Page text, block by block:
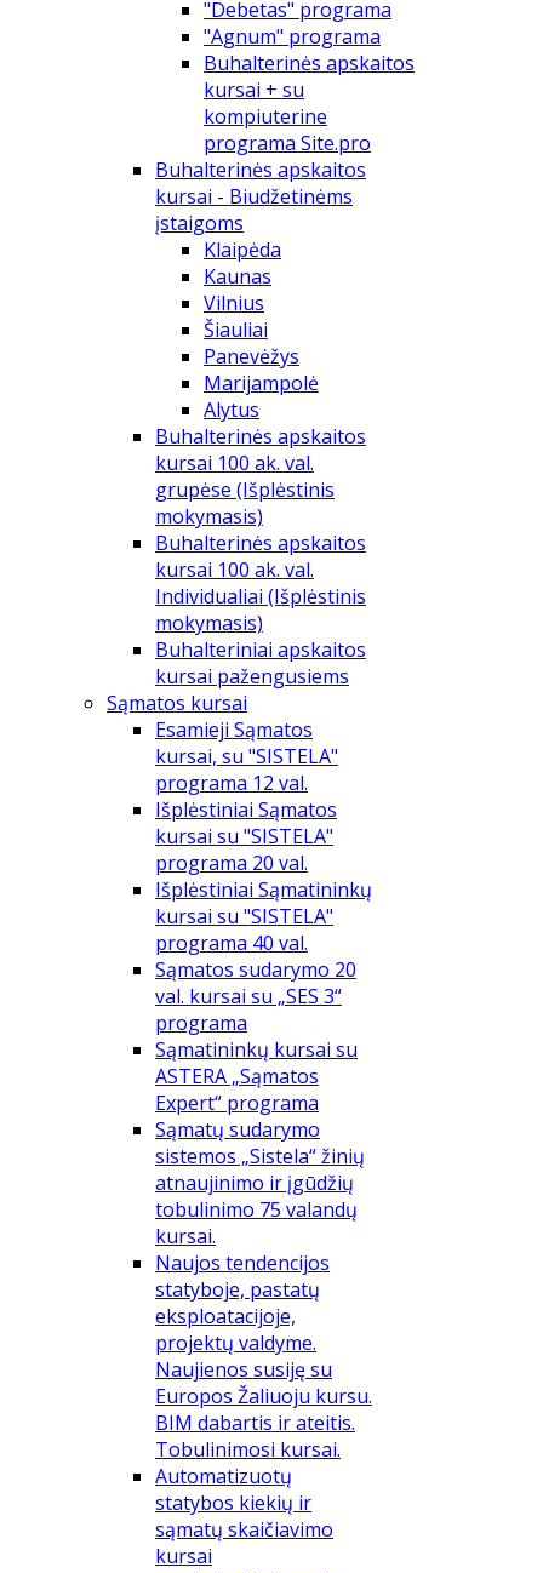
"Debetas" programa
"Agnum" programa
Buhalterinės apskaitos
kursai + su
kompiuterine
programa Site.pro
Buhalterinės apskaitos
kursai - Biudžetinėms
įstaigoms
Klaipėda
Kaunas
Vilnius
Šiauliai
Panevėžys
Marijampolė
Alytus
Buhalterinės apskaitos
kursai 100 ak. val.
grupėse (Išplėstinis
mokymasis)
Buhalterinės apskaitos
kursai 100 ak. val.
Individualiai (Išplėstinis
mokymasis)
Buhalteriniai apskaitos
kursai pažengusiems
Sąmatos kursai
Esamieji Sąmatos
kursai, su "SISTELA"
programa 12 val.
Išplėstiniai Sąmatos
kursai su "SISTELA"
programa 20 val.
Išplėstiniai Sąmatininkų
kursai su "SISTELA"
programa 40 val.
Sąmatos sudarymo 20
val. kursai su „SES 3“
programa
Sąmatininkų kursai su
ASTERA „Sąmatos
Expert“ programa
Sąmatų sudarymo
sistemos „Sistela“ žinių
atnaujinimo ir įgūdžių
tobulinimo 75 valandų
kursai.
Naujos tendencijos
statyboje, pastatų
eksploatacijoje,
projektų valdyme.
Naujienos susiję su
Europos Žaliuoju kursu.
BIM dabartis ir ateitis.
Tobulinimosi kursai.
Automatizuotų
statybos kiekių ir
sąmatų skaičiavimo
kursai